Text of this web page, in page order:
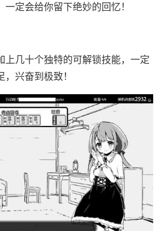
定会给你留下绝妙的回忆！
上几十个独特的可解锁技能，一定
兴奋到极致！